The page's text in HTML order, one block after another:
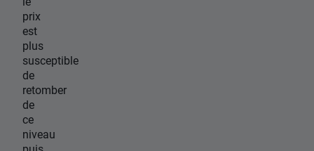
prix
est
plus
susceptible
de
retomber
de
ce
niveau